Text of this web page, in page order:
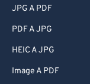
JPG A PDF
PDF A JPG
HEIC A JPG
Image A PDF